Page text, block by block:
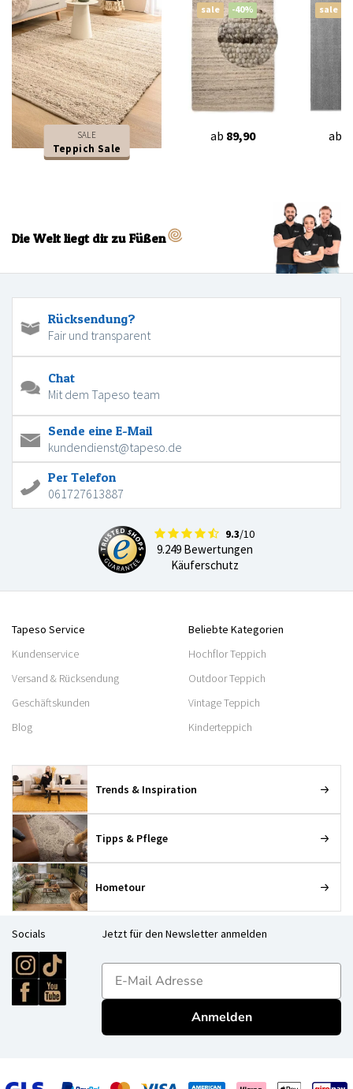
SALE
Teppich Sale
sale -40%
ab 89,90
sale
ab
Die Welt liegt dir zu Füßen
Rücksendung?
Fair und transparent
Chat
Mit dem Tapeso team
Sende eine E-Mail
kundendienst@tapeso.de
Per Telefon
061727613887
9.3/10
9.249 Bewertungen
Käuferschutz
Tapeso Service
Kundenservice
Versand & Rücksendung
Geschäftskunden
Blog
Beliebte Kategorien
Hochflor Teppich
Outdoor Teppich
Vintage Teppich
Kinderteppich
Trends & Inspiration
Tipps & Pflege
Hometour
Socials Jetzt für den Newsletter anmelden
E-mailadres
Anmelden